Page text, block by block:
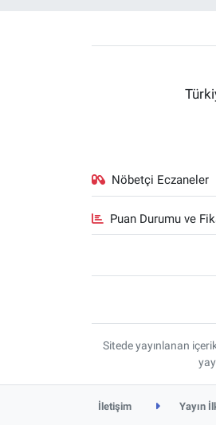
Nöbetçi Eczaneler
Puan Durumu ve
Sitede yayınlanan
İletişim Yayın